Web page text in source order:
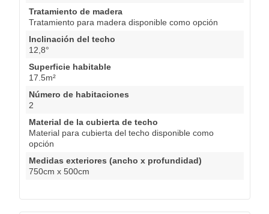
Tratamiento de madera
Tratamiento para madera disponible como opción
Inclinación del techo
12,8°
Superficie habitable
17.5m²
Número de habitaciones
2
Material de la cubierta de techo
Material para cubierta del techo disponible como
opción
Medidas exteriores (ancho x profundidad)
750cm x 500cm